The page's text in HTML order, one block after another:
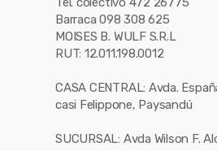
Barraca 098 308 625
MOISES B. WULF S.R.L
RUT: 12.011.198.0012
CASA CENTRAL: Avda.
casi Felippone, Paysandú
SUCURSAL: Avda Wilson F.